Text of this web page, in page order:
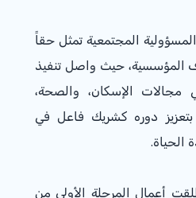
المجتمعية تمثل حقاً
المؤسسية، حيث واصل تنفيذ
مجالات الإسكان، والصحة،
بتعزيز دوره كشريك فاعل في
الحياة.
أعمال المرحلة الأولى من